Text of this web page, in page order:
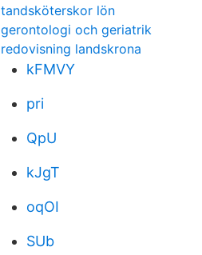
tandsköterskor lön
gerontologi och geriatrik
redovisning landskrona
kFMVY
pri
QpU
kJgT
oqOI
SUb